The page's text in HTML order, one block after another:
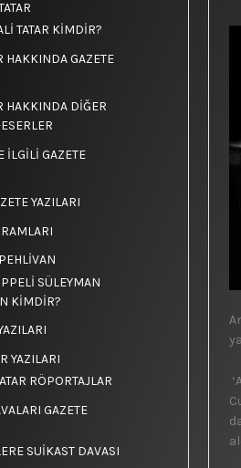
TATAR KİMDİR?
HAKKINDA GAZETE
HAKKINDA DİĞER
İLGİLİ GAZETE
YAZILARI
SÜLEYMAN
KİMDİR?
YAZILARI
RÖPORTAJLAR
GAZETE
SUİKAST DAVASI